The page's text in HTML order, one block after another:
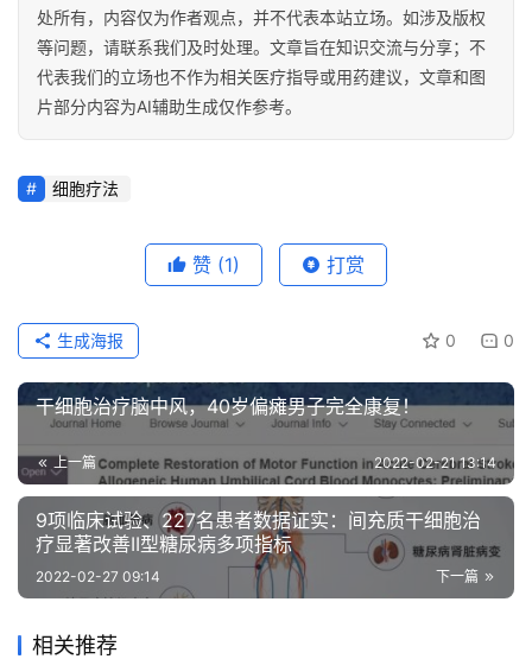
处所有，内容仅为作者观点，并不代表本站立场。如涉及版权
等问题，请联系我们及时处理。文章旨在知识交流与分享；不
代表我们的立场也不作为相关医疗指导或用药建议，文章和图
片部分内容为AI辅助生成仅作参考。
细胞疗法
赞 (1) 打赏
0 0
生成海报
干细胞治疗脑中风，40岁偏瘫男子完全康复！
上一篇 2022-02-21 13:14
9项临床试验、227名患者数据证实：间充质干细胞治
疗显著改善II型糖尿病多项指标
下一篇
2022-02-27 09:14
相关推荐